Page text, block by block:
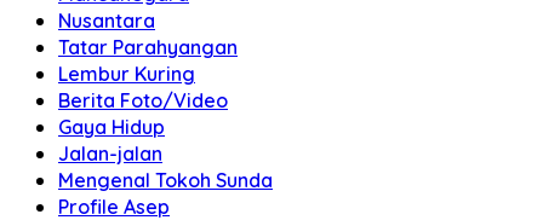
Nusantara
Tatar Parahyangan
Lembur Kuring
Berita Foto/Video
Gaya Hidup
Jalan-jalan
Mengenal Tokoh Sunda
Profile Asep